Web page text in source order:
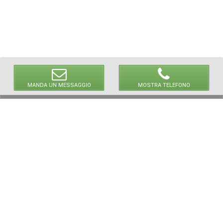
MANDA UN MESSAGGIO MOSTRA TELEFONO